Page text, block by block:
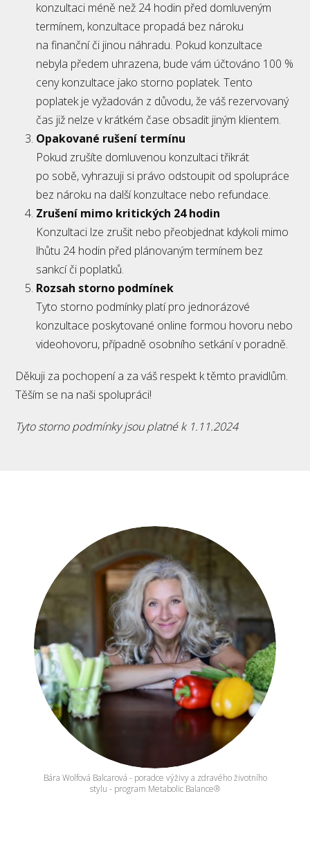
konzultaci méně než 24 hodin před domluveným
termínem, konzultace propadá bez nároku
na finanční či jinou náhradu. Pokud konzultace
nebyla předem uhrazena, bude vám účtováno 100 %
ceny konzultace jako storno poplatek. Tento
poplatek je vyžadován z důvodu, že váš rezervovaný
čas již nelze v krátkém čase obsadit jiným klientem.
Opakované rušení termínu
Pokud zrušíte domluvenou konzultaci třikrát
po sobě, vyhrazuji si právo odstoupit od spolupráce
bez nároku na další konzultace nebo refundace.
Zrušení mimo kritických 24 hodin
Konzultaci lze zrušit nebo přeobjednat kdykoli mimo
lhůtu 24 hodin před plánovaným termínem bez
sankcí či poplatků.
Rozsah storno podmínek
Tyto storno podmínky platí pro jednorázové
konzultace poskytované online formou hovoru nebo
videohovoru, případně osobního setkání v poradně.
Děkuji za pochopení a za váš respekt k těmto pravidlům.
Těším se na naši spolupráci!
Tyto storno podmínky jsou platné k 1.11.2024
Bára Wolfová Balcarová - poradce výživy a zdravého životního
stylu - program Metabolic Balance®